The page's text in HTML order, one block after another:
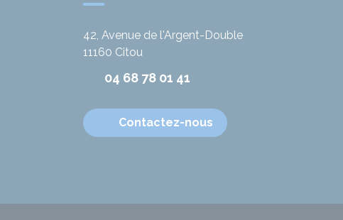
42, Avenue de l'Argent-Double
11160 Citou
04 68 78 01 41
Contactez-nous